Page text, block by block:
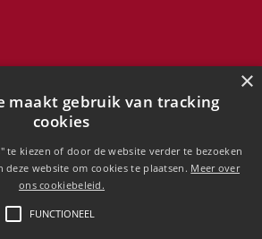
×
maakt gebruik van tracking
cookies
te kiezen of door de website verder te bezoeken
deze website om cookies te plaatsen. Meer over
ons cookiebeleid.
FUNCTIONEEL